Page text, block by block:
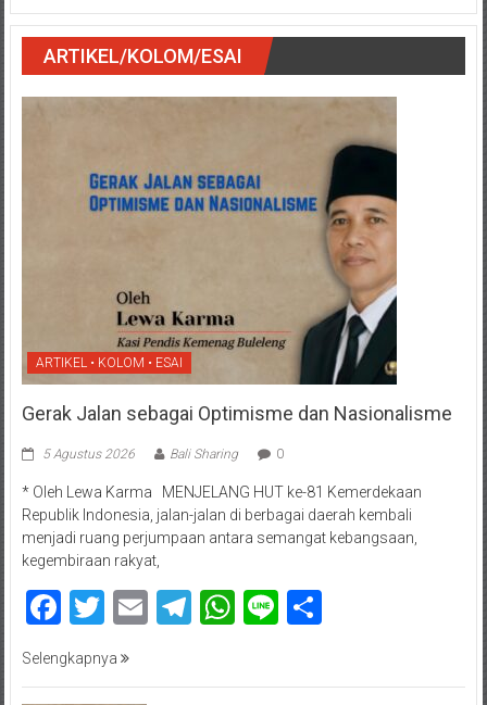
ARTIKEL/KOLOM/ESAI
ARTIKEL • KOLOM • ESAI
Gerak Jalan sebagai Optimisme dan Nasionalisme
5 Agustus 2026 Bali Sharing 0
* Oleh Lewa Karma MENJELANG HUT ke-81 Kemerdekaan
Republik Indonesia, jalan-jalan di berbagai daerah kembali
menjadi ruang perjumpaan antara semangat kebangsaan,
kegembiraan rakyat,
Facebook
Twitter
EmailTelegram
WhatsApp
LineShare
Selengkapnya